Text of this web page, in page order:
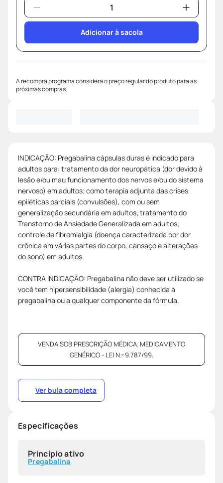
Adicionar à sacola
A recompra programa considera o preço regular do produto para as
próximas compras.
INDICAÇÃO: Pregabalina cápsulas duras é indicado para
adultos para: tratamento da dor neuropática (dor devido à
lesão e/ou mau funcionamento dos nervos e/ou do sistema
nervoso) em adultos; como terapia adjunta das crises
epiléticas parciais (convulsões), com ou sem
generalização secundária em adultos; tratamento do
Transtorno de Ansiedade Generalizada em adultos;
controle de fibromialgia (doença caracterizada por dor
crônica em várias partes do corpo, cansaço e alterações
do sono) em adultos.
CONTRA INDICAÇÃO: Pregabalina não deve ser utilizado se
você tem hipersensibilidade (alergia) conhecida à
pregabalina ou a qualquer componente da fórmula.
VENDA SOB PRESCRIÇÃO MÉDICA. MEDICAMENTO
GENÉRICO - LEI N.º 9.787/99.
Ver bula completa
Especificações
Princípio ativo
Pregabalina